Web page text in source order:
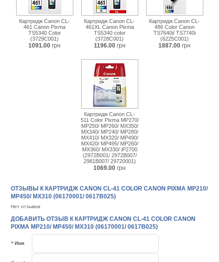
Картридж Canon CL-
461 Canon Pixma
TS5340 Color
(3729C001)
1091.00 грн
Картридж Canon CL-
461XL Canon Pixma
TS5340 color
(3728C001)
1196.00 грн
Картридж Canon CL-
486 Color Canon
TS7640i/ TS7740i
(6225C001)
1887.00 грн
Картридж Canon CL-
511 Color Pixma MP270/
MP250/ MP260/ MX350/
MX340/ MP240/ MP280/
MX410/ MX320/ MP490/
MX420/ MP495/ MP260/
MX360/ MX330/ iP2700
(2972B001/ 2972B007/
2981B007/ 29720001)
1069.00 грн
ОТЗЫВЫ К КАРТРИДЖ CANON CL-41 COLOR CANON PIXMA MP210/
MP450/ MX310 (06170001/ 0617B025)
Нет отзывов
ДОБАВИТЬ ОТЗЫВ К КАРТРИДЖ CANON CL-41 COLOR CANON
PIXMA MP210/ MP450/ MX310 (06170001/ 0617B025)
* Имя